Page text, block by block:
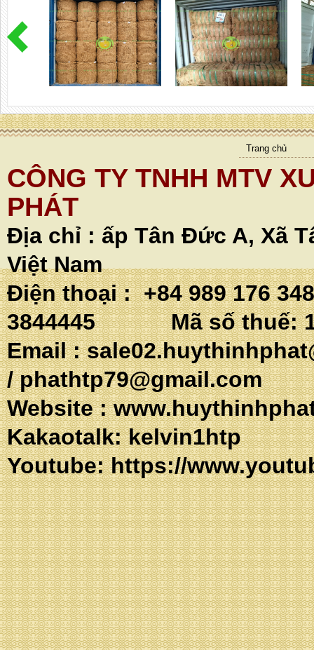
Trang chủ
CÔNG TY TNHH MTV
PHÁT
Địa chỉ : ấp Tân Đức A, Xã
Việt Nam
Điện thoại : +84 989 176
3844445 Mã số thuế:
Email :
/phathtp79@gmail.com
Website :
Kakaotalk:
Youtube:https://